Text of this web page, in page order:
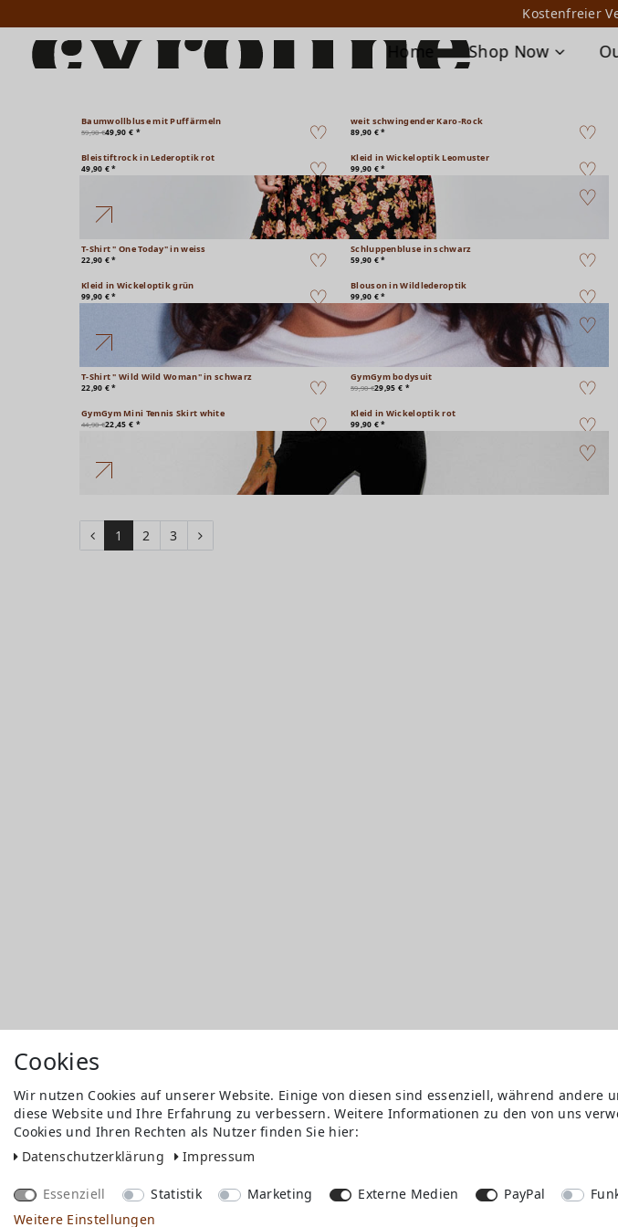
Kostenfreier
Home Shop Now
Baumwollbluse mit Puffärmeln
59,90 €49,90 € *
weit schwingender Karo-Rock
89,90 € *
Bleistiftrock in Lederoptik rot
49,90 € *
Kleid in Wickeloptik Leomuster
99,90 € *
T-Shirt " One Today" in weiss
22,90 € *
Schluppenbluse in schwarz
59,90 € *
Kleid in Wickeloptik grün
99,90 € *
Blouson in Wildlederoptik
99,90 € *
T-Shirt " Wild Wild Woman" in schwarz
22,90 € *
GymGym bodysuit
59,90 €29,95 € *
GymGym Mini Tennis Skirt white
44,90 €22,45 € *
Kleid in Wickeloptik rot
99,90 € *
1 2 3
Versandkosten
Bezahlen
Widerrufs­recht
Store
FAQ
Vertrag widerrufen
Mein Konto
Cookies
Wir nutzen Cookies auf unserer Website. Einige von diesen sind essenziell, während andere
diese Website und Ihre Erfahrung zu verbessern. Weitere Informationen zu den von uns
Cookies und Ihren Rechten als Nutzer finden Sie hier:
Daten­schutz­erklärung
Impressum
Essenziell Statistik Marketing Externe Medien PayPal
Weitere Einstellungen